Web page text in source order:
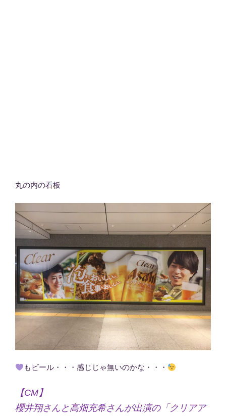
丸の内の看板
もビール・・・感じじゃ無いのかな・・・
【CM】
櫻井翔さんと高畑充希さんが出演の「クリアア